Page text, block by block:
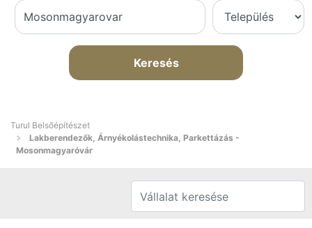
Keresés
Turul Belsőépítészet
Lakberendezők, Árnyékolástechnika, Parkettázás -
Mosonmagyaróvár